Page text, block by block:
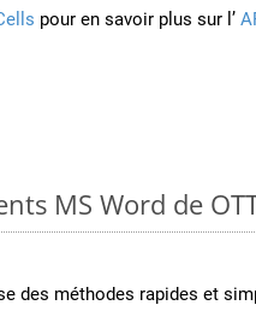
pour en savoir plus sur l’
MS Word de
des méthodes rapides et